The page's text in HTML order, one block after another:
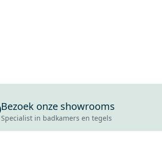
Bezoek onze showrooms
Specialist in badkamers en tegels